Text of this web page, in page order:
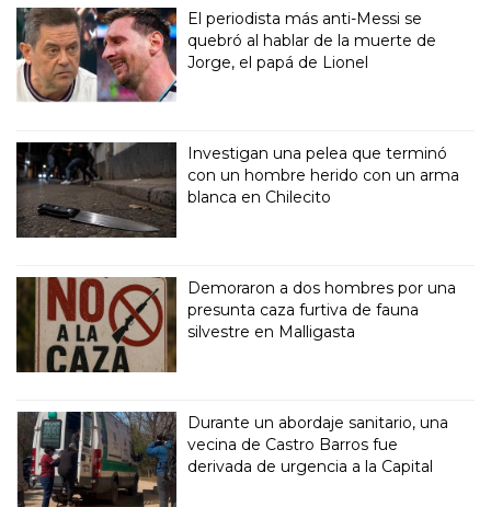
El periodista más anti-Messi se
quebró al hablar de la muerte de
Jorge, el papá de Lionel
Investigan una pelea que terminó
con un hombre herido con un arma
blanca en Chilecito
Demoraron a dos hombres por una
presunta caza furtiva de fauna
silvestre en Malligasta
Durante un abordaje sanitario, una
vecina de Castro Barros fue
derivada de urgencia a la Capital